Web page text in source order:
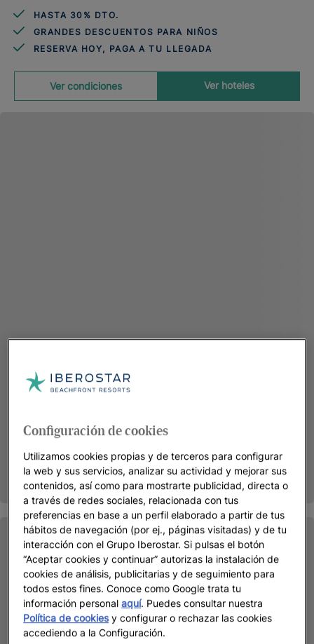
HASTA 30% DTO.
GRANDES DESCUENTOS PARA NIÑOS
RESERVA HOY, PAGA A TU LLEGADA
Ver hoteles
Ver condiciones
Configuración de cookies
Utilizamos cookies propias y de terceros para configurar
la web y sus servicios, analizar su actividad y mejorar sus
contenidos, así como para mostrarte publicidad, directa o
a través de redes sociales, relacionada con tus
preferencias en base a un perfil elaborado a partir de tus
hábitos de navegación (por ej., páginas visitadas) y de tu
interacción con el Grupo Iberostar. Si pulsas el botón
“Aceptar cookies y continuar” autorizas la instalación de
cookies de análisis, publicitarias y de seguimiento para
todos estos fines. Conoce como Google trata tu
información personalaquí. Puedes consultar nuestra
Política de cookiesy configurar o rechazar las cookies
accediendo a la Configuración.